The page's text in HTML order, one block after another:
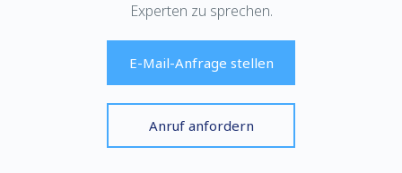
Experten zu sprechen.
E-Mail-Anfrage stellen
Anruf anfordern